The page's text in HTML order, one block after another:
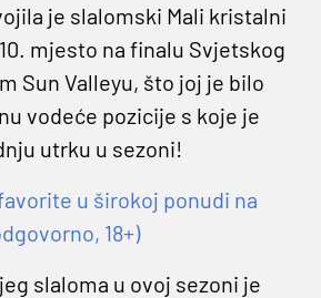
je slalomski Mali kristalni
mjesto na finalu Svjetskog
Sun Valleyu, što joj je bilo
vodeće pozicije s koje je
utrku u sezoni!
u širokoj ponudi na
18+)
slaloma u ovoj sezoni je